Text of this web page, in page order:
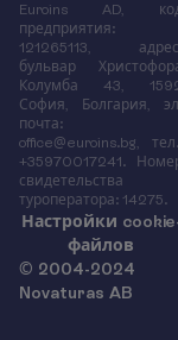
Euroins AD,
предприятия:
121265113,
бульвар
Колумба 43,
София, Болгария,
почта:
office@euroins.bg,
+35970017241.
свидетельства
туроператора: 14275.
Настройки cookie
файлов
© 2004-2024
Novaturas AB